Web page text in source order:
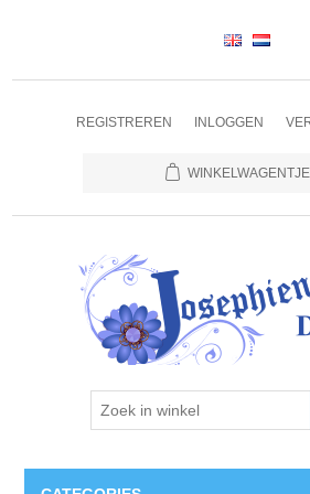
REGISTREREN INLOGGEN
WINKELWAGENTJE